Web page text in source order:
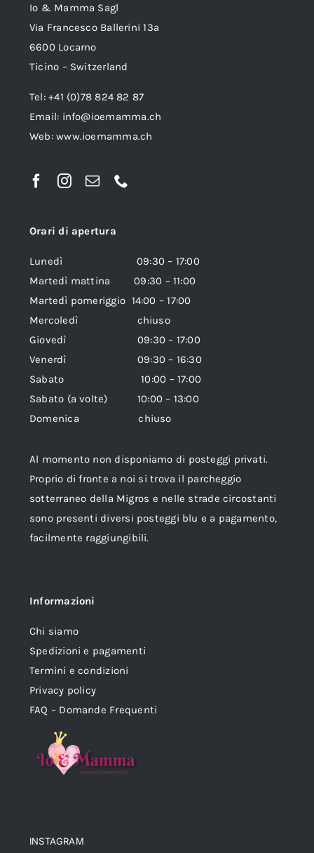
Io & Mamma Sagl
Via Francesco Ballerini 13a
6600 Locarno
Ticino – Switzerland
Tel: +41 (0)78 824 82 87
Email: info@ioemamma.ch
Web:www.ioemamma.ch
Orari di apertura
Lunedì 09:30 – 17:00
Martedì mattina 09:30 – 11:00
Martedì pomeriggio 14:00 – 17:00
Mercoledì chiuso
Giovedì 09:30 – 17:00
Venerdì 09:30 – 16:30
Sabato 10:00 – 17:00
Sabato (a volte) 10:00 – 13:00
Domenica chiuso
Al momento non disponiamo di posteggi privati.
Proprio di fronte a noi si trova il parcheggio
sotterraneo della Migros e nelle strade circostanti
sono presenti diversi posteggi blu e a pagamento,
facilmente raggiungibili.
Informazioni
Chi siamo
Spedizioni e pagamenti
Termini e condizioni
Privacy policy
FAQ – Domande Frequenti
INSTAGRAM